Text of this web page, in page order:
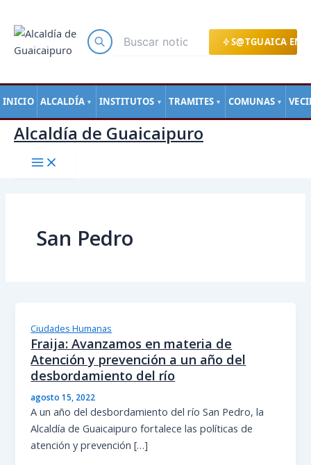
S@TGUAICA EN
INICIO ALCALDÍA ▼ INSTITUTOS ▼ TRAMITES ▼ COMUNAS ▼
contenido
Alcaldía de Guaicaipuro
San Pedro
Ciudades Humanas
Fraija: Avanzamos en materia de
Atención y prevención a un año del
desbordamiento del río
agosto 15, 2022
A un año del desbordamiento del río San Pedro, la
Alcaldía de Guaicaipuro fortalece las políticas de
atención y prevención […]